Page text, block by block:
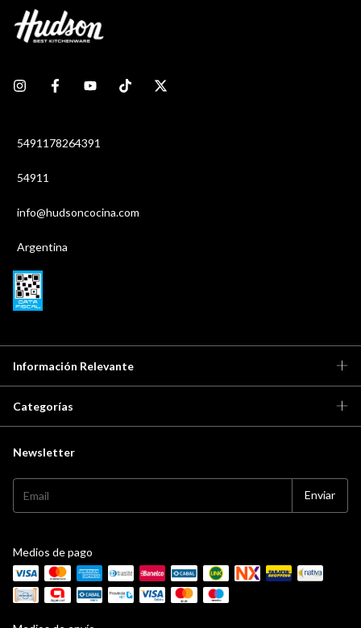
5491178264391
54911
info@hudsoncocina.com
Argentina
Información Relevante
Categorías
Newsletter
Medios de pago